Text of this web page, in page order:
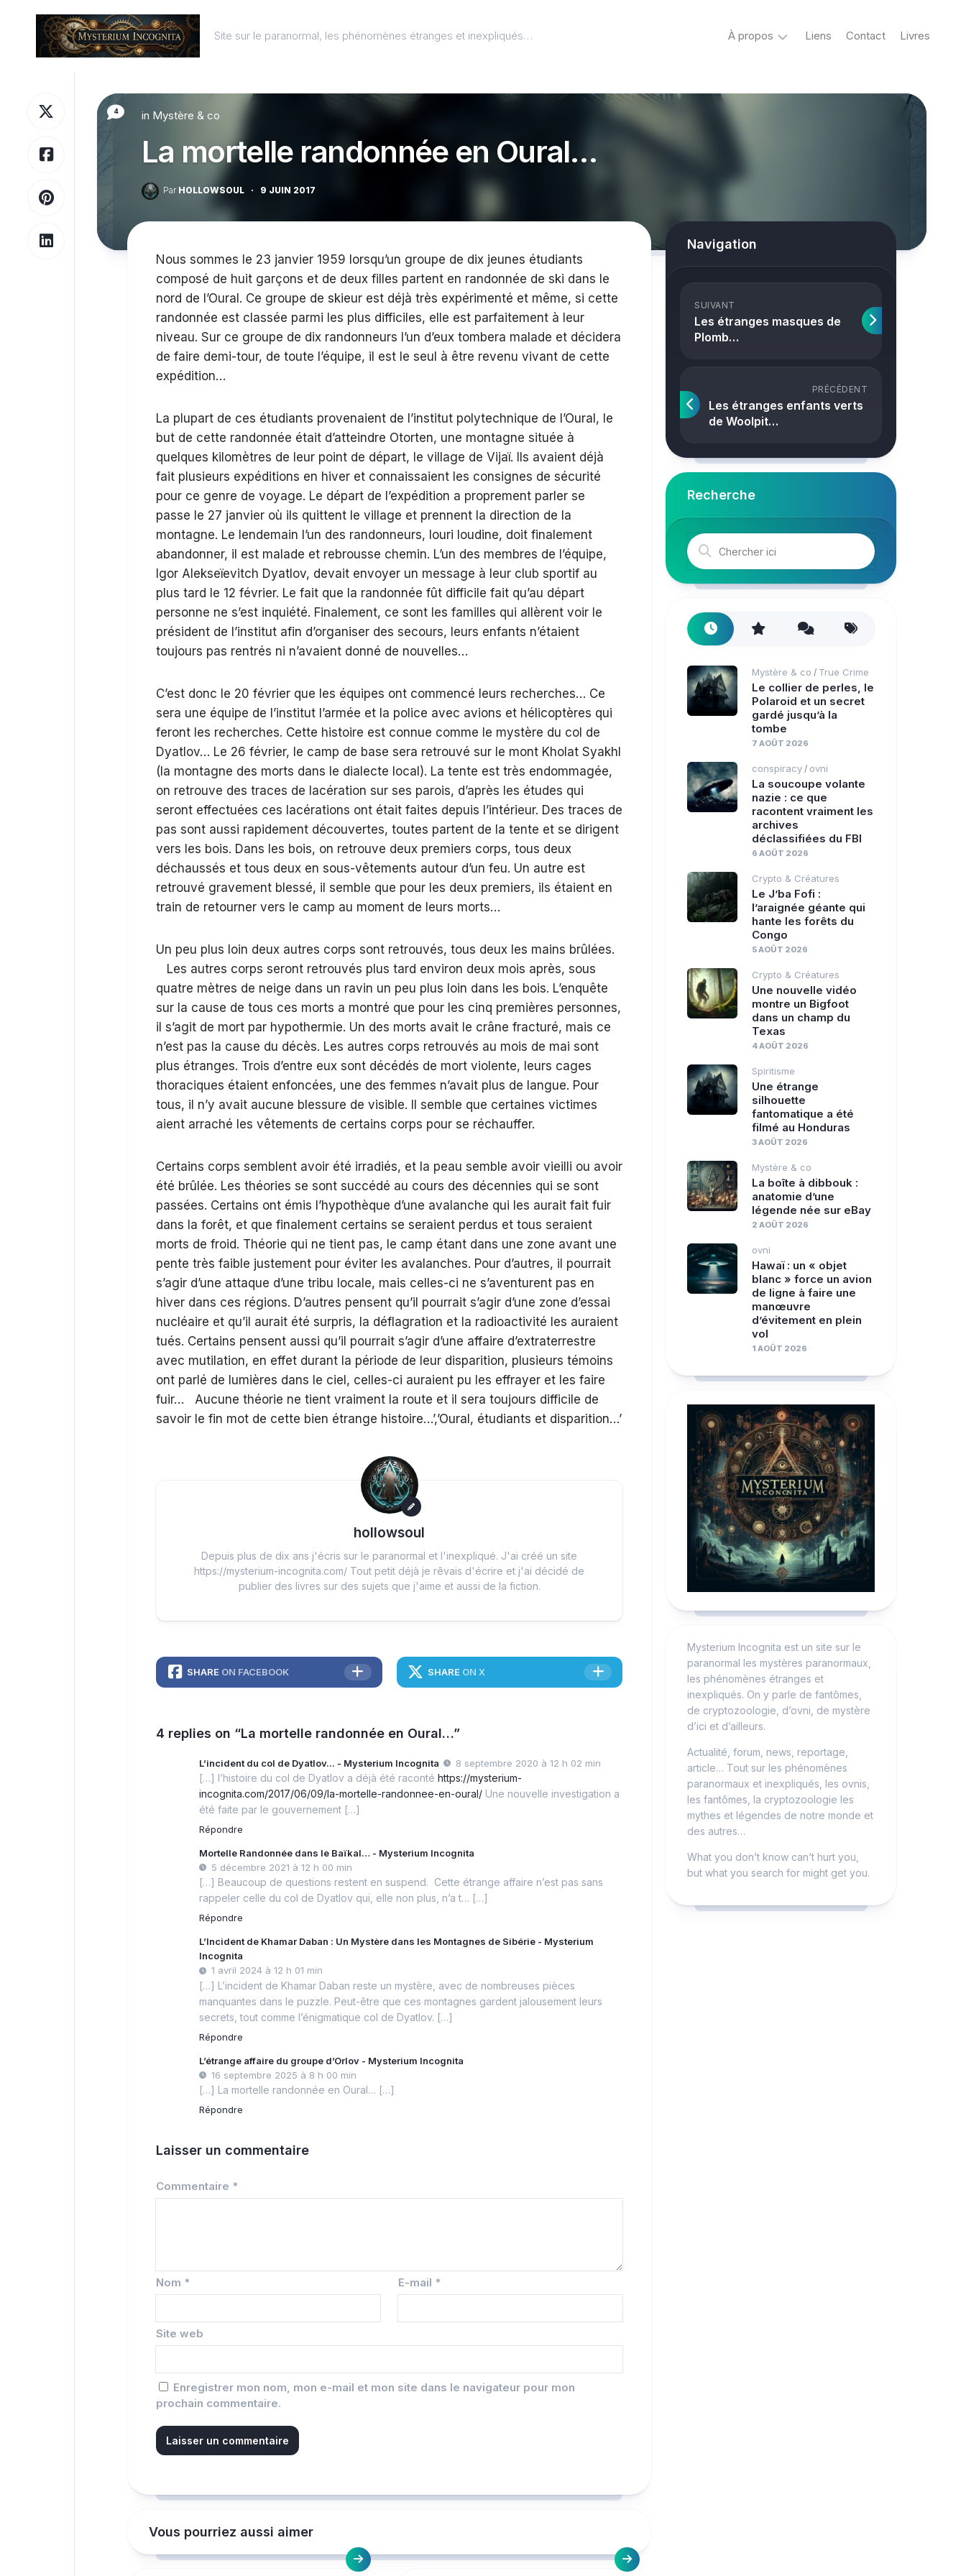
Site sur le paranormal, les phénomènes étranges et inexpliqués… À propos
&
Spiritisme
conspiracy
Horreur
Crime
Liens Contact Livres
4 in Mystère & co
La mortelle randonnée en Oural…
Par HOLLOWSOUL · 9 JUIN 2017
Nous sommes le 23 janvier 1959 lorsqu’un groupe de dix jeunes étudiants
composé de huit garçons et de deux filles partent en randonnée de ski dans le
nord de l’Oural. Ce groupe de skieur est déjà très expérimenté et même, si cette
randonnée est classée parmi les plus difficiles, elle est parfaitement à leur
niveau. Sur ce groupe de dix randonneurs l’un d’eux tombera malade et décidera
de faire demi-tour, de toute l’équipe, il est le seul à être revenu vivant de cette
expédition…
La plupart de ces étudiants provenaient de l’institut polytechnique de l’Oural, le
but de cette randonnée était d’atteindre Otorten, une montagne située à
quelques kilomètres de leur point de départ, le village de Vijaï. Ils avaient déjà
fait plusieurs expéditions en hiver et connaissaient les consignes de sécurité
pour ce genre de voyage. Le départ de l’expédition a proprement parler se
passe le 27 janvier où ils quittent le village et prennent la direction de la
montagne. Le lendemain l’un des randonneurs, Iouri Ioudine, doit finalement
abandonner, il est malade et rebrousse chemin. L’un des membres de l’équipe,
Igor Alekseïevitch Dyatlov, devait envoyer un message à leur club sportif au
plus tard le 12 février. Le fait que la randonnée fût difficile fait qu’au départ
personne ne s’est inquiété. Finalement, ce sont les familles qui allèrent voir le
président de l’institut afin d’organiser des secours, leurs enfants n’étaient
toujours pas rentrés ni n’avaient donné de nouvelles…
C’est donc le 20 février que les équipes ont commencé leurs recherches… Ce
sera une équipe de l’institut l’armée et la police avec avions et hélicoptères qui
feront les recherches. Cette histoire est connue comme le mystère du col de
Dyatlov… Le 26 février, le camp de base sera retrouvé sur le mont Kholat Syakhl
(la montagne des morts dans le dialecte local). La tente est très endommagée,
on retrouve des traces de lacération sur ses parois, d’après les études qui
seront effectuées ces lacérations ont était faites depuis l’intérieur. Des traces de
pas sont aussi rapidement découvertes, toutes partent de la tente et se dirigent
vers les bois. Dans les bois, on retrouve deux premiers corps, tous deux
déchaussés et tous deux en sous-vêtements autour d’un feu. Un autre est
retrouvé gravement blessé, il semble que pour les deux premiers, ils étaient en
train de retourner vers le camp au moment de leurs morts…
Un peu plus loin deux autres corps sont retrouvés, tous deux les mains brûlées.
Les autres corps seront retrouvés plus tard environ deux mois après, sous
quatre mètres de neige dans un ravin un peu plus loin dans les bois. L’enquête
sur la cause de tous ces morts a montré que pour les cinq premières personnes,
il s’agit de mort par hypothermie. Un des morts avait le crâne fracturé, mais ce
n’est pas la cause du décès. Les autres corps retrouvés au mois de mai sont
plus étranges. Trois d’entre eux sont décédés de mort violente, leurs cages
thoraciques étaient enfoncées, une des femmes n’avait plus de langue. Pour
tous, il n’y avait aucune blessure de visible. Il semble que certaines victimes
aient arraché les vêtements de certains corps pour se réchauffer.
Certains corps semblent avoir été irradiés, et la peau semble avoir vieilli ou avoir
été brûlée. Les théories se sont succédé au cours des décennies qui se sont
passées. Certains ont émis l’hypothèque d’une avalanche qui les aurait fait fuir
dans la forêt, et que finalement certains se seraient perdus et tous seraient
morts de froid. Théorie qui ne tient pas, le camp étant dans une zone avant une
pente très faible justement pour éviter les avalanches. Pour d’autres, il pourrait
s’agir d’une attaque d’une tribu locale, mais celles-ci ne s’aventurent pas en
hiver dans ces régions. D’autres pensent qu’il pourrait s’agir d’une zone d’essai
nucléaire et qu’il aurait été surpris, la déflagration et la radioactivité les auraient
tués. Certains pensent aussi qu’il pourrait s’agir d’une affaire d’extraterrestre
avec mutilation, en effet durant la période de leur disparition, plusieurs témoins
ont parlé de lumières dans le ciel, celles-ci auraient pu les effrayer et les faire
fuir… Aucune théorie ne tient vraiment la route et il sera toujours difficile de
savoir le fin mot de cette bien étrange histoire…’,’Oural, étudiants et disparition…’
hollowsoul
Depuis plus de dix ans j'écris sur le paranormal et l'inexpliqué. J'ai créé un site
https://mysterium-incognita.com/ Tout petit déjà je rêvais d'écrire et j'ai décidé de
publier des livres sur des sujets que j'aime et aussi de la fiction.
SHARE ON FACEBOOK SHARE ON X
4 replies on “La mortelle randonnée en Oural…”
L’incident du col de Dyatlov... - Mysterium Incognita 8 septembre 2020 à 12 h 02 min
[…] l’histoire du col de Dyatlov a déjà été raconté https://mysterium-
incognita.com/2017/06/09/la-mortelle-randonnee-en-oural/ Une nouvelle investigation a
été faite par le gouvernement […]
Répondre
Mortelle Randonnée dans le Baïkal… - Mysterium Incognita
5 décembre 2021 à 12 h 00 min
[…] Beaucoup de questions restent en suspend. Cette étrange affaire n’est pas sans
rappeler celle du col de Dyatlov qui, elle non plus, n’a t… […]
Répondre
L’Incident de Khamar Daban : Un Mystère dans les Montagnes de Sibérie - Mysterium
Incognita
1 avril 2024 à 12 h 01 min
[…] L’incident de Khamar Daban reste un mystère, avec de nombreuses pièces
manquantes dans le puzzle. Peut-être que ces montagnes gardent jalousement leurs
secrets, tout comme l’énigmatique col de Dyatlov. […]
Répondre
L’étrange affaire du groupe d’Orlov - Mysterium Incognita
16 septembre 2025 à 8 h 00 min
[…] La mortelle randonnée en Oural… […]
Répondre
Laisser un commentaire
Commentaire *
Nom * E-mail *
Site web
Enregistrer mon nom, mon e-mail et mon site dans le navigateur pour mon
prochain commentaire.
Vous pourriez aussi aimer
Navigation
SUIVANT
Les étranges masques de
Plomb…
PRÉCÉDENT
Les étranges enfants verts
de Woolpit…
Recherche
Mystère & co / True Crime
Le collier de perles, le
Polaroid et un secret
gardé jusqu’à la
tombe
7 AOÛT 2026
conspiracy / ovni
La soucoupe volante
nazie : ce que
racontent vraiment les
archives
déclassifiées du FBI
6 AOÛT 2026
Crypto & Créatures
Le J’ba Fofi :
l’araignée géante qui
hante les forêts du
Congo
5 AOÛT 2026
Crypto & Créatures
Une nouvelle vidéo
montre un Bigfoot
dans un champ du
Texas
4 AOÛT 2026
Spiritisme
Une étrange
silhouette
fantomatique a été
filmé au Honduras
3 AOÛT 2026
Mystère & co
La boîte à dibbouk :
anatomie d’une
légende née sur eBay
2 AOÛT 2026
ovni
Hawaï : un « objet
blanc » force un avion
de ligne à faire une
manœuvre
d’évitement en plein
vol
1 AOÛT 2026
Mysterium Incognita est un site sur le
paranormal les mystères paranormaux,
les phénomènes étranges et
inexpliqués. On y parle de fantômes,
de cryptozoologie, d’ovni, de mystère
d’ici et d’ailleurs.
Actualité, forum, news, reportage,
article… Tout sur les phénomènes
paranormaux et inexpliqués, les ovnis,
les fantômes, la cryptozoologie les
mythes et légendes de notre monde et
des autres…
What you don’t know can’t hurt you,
but what you search for might get you.